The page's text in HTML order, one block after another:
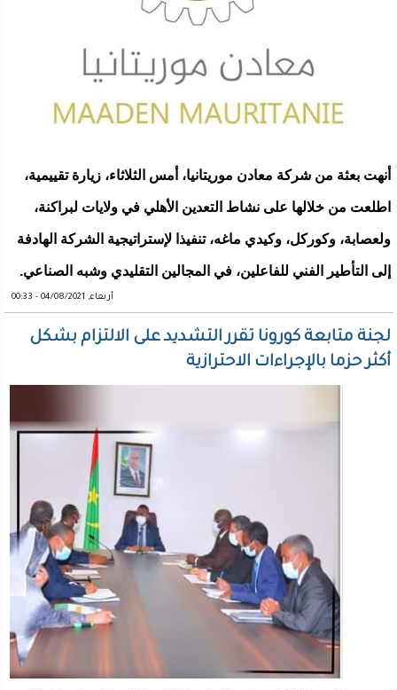
أنهت بعثة من شركة معادن موريتانيا، أمس الثلاثاء، زيارة تقييمية،
اطلعت من خلالها على نشاط التعدين الأهلي في ولايات لبراكنة،
ولعصابة، وكوركل، وكيدي ماغه، تنفيذا لإستراتيجية الشركة الهادفة
إلى التأطير الفني للفاعلين، في المجالين التقليدي وشبه الصناعي.
أربعاء, 04/08/2021 - 00:33
لجنة متابعة كورونا تقرر التشديد على الالتزام بشكل
أكثر حزما بالإجراءات الاحترازية